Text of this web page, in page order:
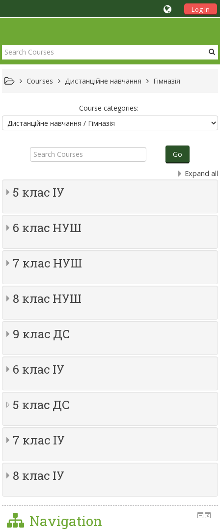
Log In
Courses Дистанційне навчання Гімназія
Course categories:
Courses
Go
Expand all
5 клас ІУ
6 клас НУШ
7 клас НУШ
8 клас НУШ
9 клас ДС
6 клас ІУ
5 клас ДС
7 клас ІУ
8 клас ІУ
Navigation